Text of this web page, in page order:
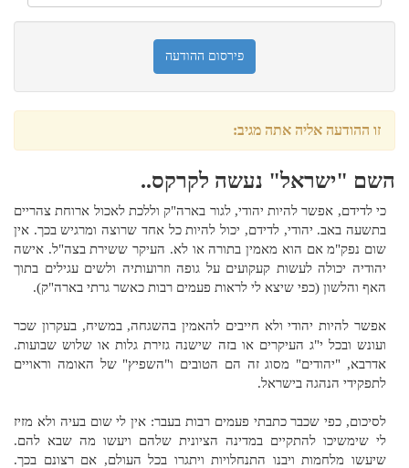
זו ההודעה אליה אתה מגיב:
השם "ישראל" נעשה לקרקס..
כי לדידם, אפשר להיות יהודי, לגור בארה"ק וללכת לאכול ארוחת צהריים
בתשעה באב. יהודי, לדידם, יכול להיות כל אחד שרוצה ומרגיש בכך. אין
שום נפק"מ אם הוא מאמין בתורה או לא. העיקר ששירת בצה"ל. אישה
יהודיה יכולה לעשות קעקועים על גופה וזרועותיה ולשים עגילים בתוך
האף והלשון (כפי שיצא לי לראות פעמים רבות כאשר גרתי בארה"ק).
אפשר להיות יהודי ולא חייבים להאמין בהשגחה, במשיח, בעקרון שכר
ועונש ובכל י"ג העיקרים או בזה שישנה גזירת גלות או שלוש שבועות.
אדרבא, "יהודים" מסוג זה הם הטובים ו"השפיץ" של האומה וראויים
לתפקידי הנהגה בישראל.
לסיכום, כפי שכבר כתבתי פעמים רבות בעבר: אין לי שום בעיה ולא מזיז
לי שימשיכו להתקיים במדינה הציונית שלהם ויעשו מה שבא להם.
שיעשו מלחמות ויבנו התנחלויות ויתגרו בכל העולם, אם רצונם בכך.